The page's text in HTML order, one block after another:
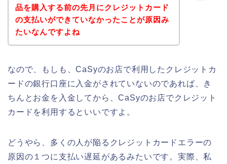
品を購入する前の先月にクレジットカード
の支払いができていなかったことが原因み
たいなんですよね
なので、もしも、CaSyのお店で利用したクレジットカ
ードの銀行口座に入金がされていないのであれば、き
ちんとお金を入金してから、CaSyのお店でクレジット
カードを利用するといいですよ。
どうやら、多くの人が陥るクレジットカードエラーの
原因の１つに支払い遅延があるみたいです。実際、私